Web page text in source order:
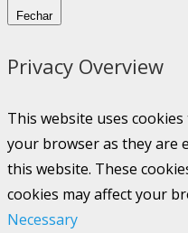
Fechar
Privacy Overview
This website uses
your browser as they are
this website. These
cookies may affect your
Necessary